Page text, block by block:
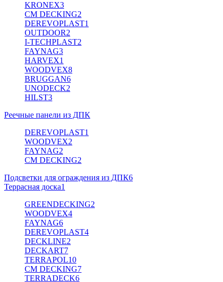
KRONEX3
CM DECKING2
DEREVOPLAST1
OUTDOOR2
I-TECHPLAST2
FAYNAG3
HARVEX1
WOODVEX8
BRUGGAN6
UNODECK2
HILST3
Реечные панели из ДПК
DEREVOPLAST1
WOODVEX2
FAYNAG2
CM DECKING2
Подсветки для ограждения из ДПК6
Террасная доска1
GREENDECKING2
WOODVEX4
FAYNAG6
DEREVOPLAST4
DECKLINE2
DECKART7
TERRAPOL10
CM DECKING7
TERRADECK6